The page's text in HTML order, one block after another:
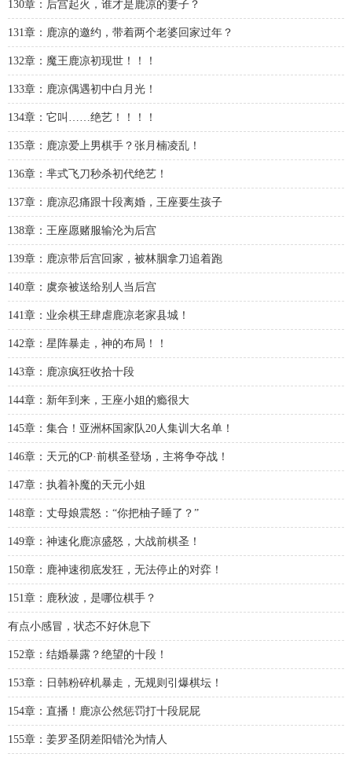
130章：后宫起火，谁才是鹿凉的妻子？
131章：鹿凉的邀约，带着两个老婆回家过年？
132章：魔王鹿凉初现世！！！
133章：鹿凉偶遇初中白月光！
134章：它叫……绝艺！！！！
135章：鹿凉爱上男棋手？张月楠凌乱！
136章：芈式飞刀秒杀初代绝艺！
137章：鹿凉忍痛跟十段离婚，王座要生孩子
138章：王座愿赌服输沦为后宫
139章：鹿凉带后宫回家，被林胭拿刀追着跑
140章：虞奈被送给别人当后宫
141章：业余棋王肆虐鹿凉老家县城！
142章：星阵暴走，神的布局！！
143章：鹿凉疯狂收拾十段
144章：新年到来，王座小姐的瘾很大
145章：集合！亚洲杯国家队20人集训大名单！
146章：天元的CP·前棋圣登场，主将争夺战！
147章：执着补魔的天元小姐
148章：丈母娘震怒：“你把柚子睡了？”
149章：神速化鹿凉盛怒，大战前棋圣！
150章：鹿神速彻底发狂，无法停止的对弈！
151章：鹿秋波，是哪位棋手？
有点小感冒，状态不好休息下
152章：结婚暴露？绝望的十段！
153章：日韩粉碎机暴走，无规则引爆棋坛！
154章：直播！鹿凉公然惩罚打十段屁屁
155章：姜罗圣阴差阳错沦为情人